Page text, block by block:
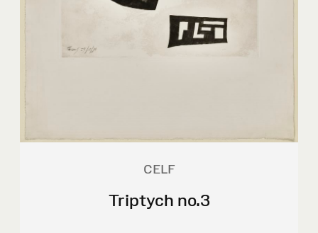
CELF
Triptych no.3